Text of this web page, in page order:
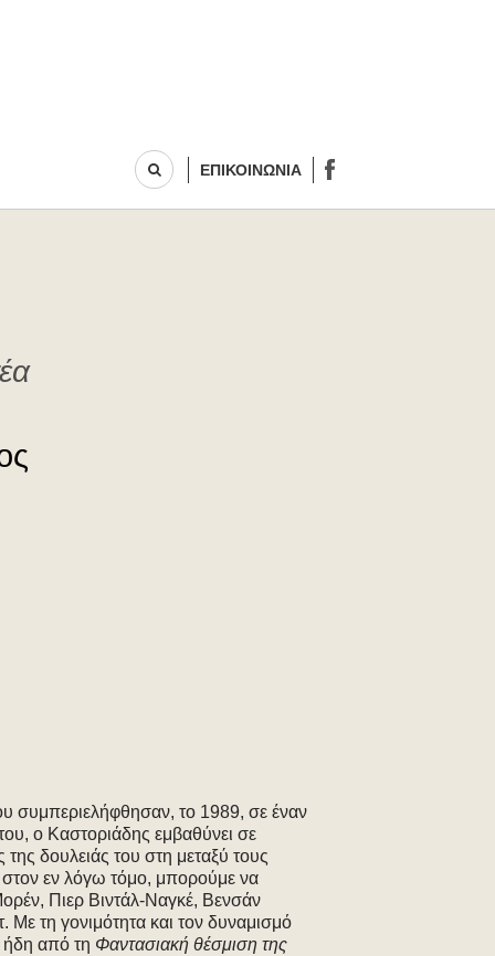
ΕΠΙΚΟΙΝΩΝΙΑ
συμπεριελήφθησαν, το 1989, σε έναν
ο Καστοριάδης εμβαθύνει σε
δουλειάς του στη μεταξύ τους
εν λόγω τόμο, μπορούμε να
Πιερ Βιντάλ-Ναγκέ, Βενσάν
Με τη γονιμότητα και τον δυναμισμό
ήδη από τη Φαντασιακή θέσμιση της